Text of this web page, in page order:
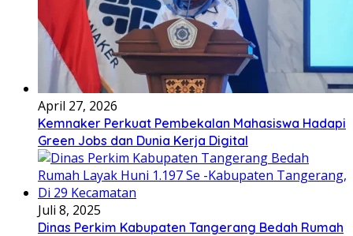
April 27, 2026
Kemnaker Perkuat Pembekalan Mahasiswa Hadapi
Green Jobs dan Dunia Kerja Digital
Juli 8, 2025
Dinas Perkim Kabupaten Tangerang Bedah Rumah